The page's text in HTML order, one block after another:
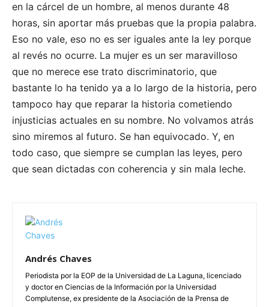
en la cárcel de un hombre, al menos durante 48
horas, sin aportar más pruebas que la propia palabra.
Eso no vale, eso no es ser iguales ante la ley porque
al revés no ocurre. La mujer es un ser maravilloso
que no merece ese trato discriminatorio, que
bastante lo ha tenido ya a lo largo de la historia, pero
tampoco hay que reparar la historia cometiendo
injusticias actuales en su nombre. No volvamos atrás
sino miremos al futuro. Se han equivocado. Y, en
todo caso, que siempre se cumplan las leyes, pero
que sean dictadas con coherencia y sin mala leche.
Andrés Chaves
Periodista por la EOP de la Universidad de La Laguna, licenciado
y doctor en Ciencias de la Información por la Universidad
Complutense, ex presidente de la Asociación de la Prensa de